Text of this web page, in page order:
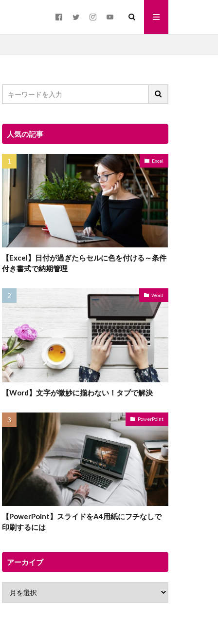
人気の記事
Excel
【Excel】日付が過ぎたらセルに色を付ける～条件
付き書式で納期管理
Word
【Word】文字が微妙に揃わない！タブで解決
PowerPoint
【PowerPoint】スライドをA4用紙にフチなしで
印刷するには
アーカイブ